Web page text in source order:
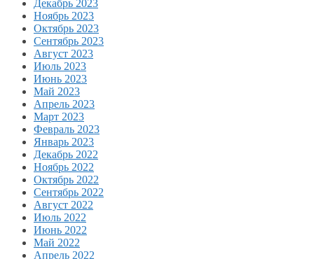
Декабрь 2023
Ноябрь 2023
Октябрь 2023
Сентябрь 2023
Август 2023
Июль 2023
Июнь 2023
Май 2023
Апрель 2023
Март 2023
Февраль 2023
Январь 2023
Декабрь 2022
Ноябрь 2022
Октябрь 2022
Сентябрь 2022
Август 2022
Июль 2022
Июнь 2022
Май 2022
Апрель 2022